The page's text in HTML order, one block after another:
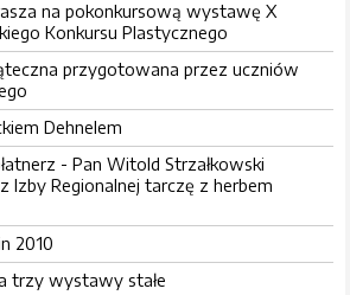
na pokonkursową wystawę X
Konkursu Plastycznego
przygotowana przez uczniów
Dehnelem
- Pan Witold Strzałkowski
Izby Regionalnej tarczę z herbem
2010
trzy wystawy stałe